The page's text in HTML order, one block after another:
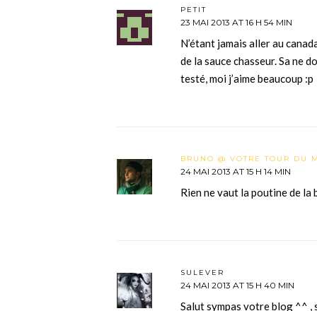
PETIT
23 MAI 2013 AT 16 H 54 MIN
N’étant jamais aller au
de la sauce chasseur. Sa ne
testé, moi j’aime beaucoup :p
BRUNO @ VOTRE TOUR DU
24 MAI 2013 AT 15 H 14 MIN
Rien ne vaut la poutine de la
SULEVER
24 MAI 2013 AT 15 H 40 MIN
Salut sympas votre blog ^^ ,